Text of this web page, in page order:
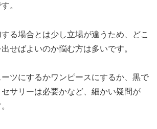
。
る場合とは少し立場が違うため、どこ
せばよいのか悩む方は多いです。
ツにするかワンピースにするか、黒で
サリーは必要かなど、細かい疑問が